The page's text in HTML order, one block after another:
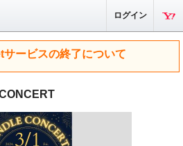
ログイン
サービスの終了について